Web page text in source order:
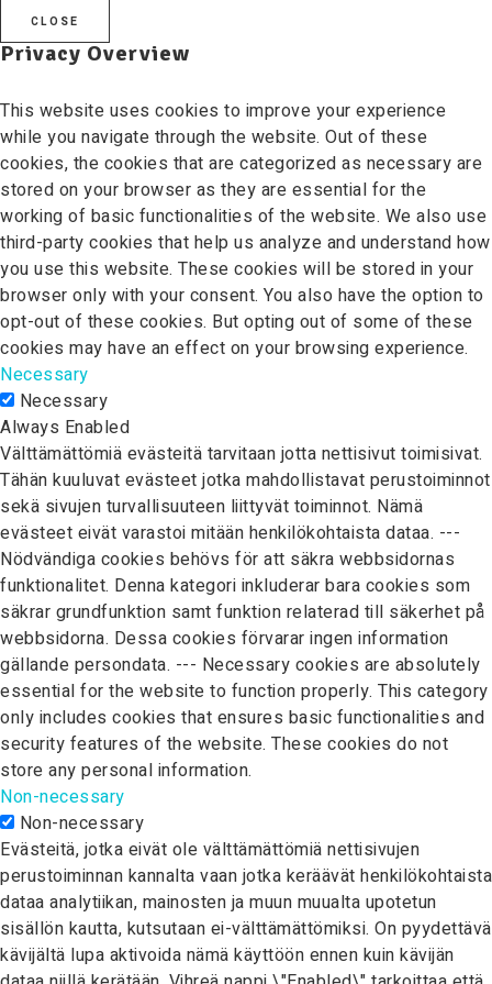
CLOSE
Privacy Overview
This website uses cookies to improve your experience
while you navigate through the website. Out of these
cookies, the cookies that are categorized as necessary are
stored on your browser as they are essential for the
working of basic functionalities of the website. We also use
third-party cookies that help us analyze and understand how
you use this website. These cookies will be stored in your
browser only with your consent. You also have the option to
opt-out of these cookies. But opting out of some of these
cookies may have an effect on your browsing experience.
Necessary
Necessary
Always Enabled
Välttämättömiä evästeitä tarvitaan jotta nettisivut toimisivat.
Tähän kuuluvat evästeet jotka mahdollistavat perustoiminnot
sekä sivujen turvallisuuteen liittyvät toiminnot. Nämä
evästeet eivät varastoi mitään henkilökohtaista dataa. ---
Nödvändiga cookies behövs för att säkra webbsidornas
funktionalitet. Denna kategori inkluderar bara cookies som
säkrar grundfunktion samt funktion relaterad till säkerhet på
webbsidorna. Dessa cookies förvarar ingen information
gällande persondata. --- Necessary cookies are absolutely
essential for the website to function properly. This category
only includes cookies that ensures basic functionalities and
security features of the website. These cookies do not
store any personal information.
Non-necessary
Non-necessary
Evästeitä, jotka eivät ole välttämättömiä nettisivujen
perustoiminnan kannalta vaan jotka keräävät henkilökohtaista
dataa analytiikan, mainosten ja muun muualta upotetun
sisällön kautta, kutsutaan ei-välttämättömiksi. On pyydettävä
kävijältä lupa aktivoida nämä käyttöön ennen kuin kävijän